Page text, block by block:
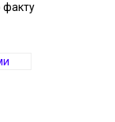
факту